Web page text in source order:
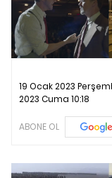
19 Ocak 2023
2023 Cuma 10:18
ABONE OL